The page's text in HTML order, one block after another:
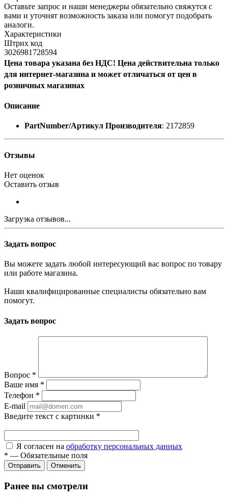
Оставьте запрос и наши менеджеры обязательно свяжутся с
вами и уточнят возможность заказа или помогут подобрать
аналоги.
Характеристики
Штрих код
3026981728594
Цена товара указана без НДС! Цена действительна только
для интернет-магазина и может отличаться от цен в
розничных магазинах
Описание
PartNumber/Артикул Производителя: 2172859
Отзывы
Нет оценок
Оставить отзыв
Загрузка отзывов...
Задать вопрос
Вы можете задать любой интересующий вас вопрос по товару
или работе магазина.
Наши квалифицированные специалисты обязательно вам
помогут.
Задать вопрос
Вопрос *
Ваше имя *
Телефон *
E-mail
Введите текст с картинки *
Я согласен на обработку персональных данных
* — Обязательные поля
Отправить Отменить
Ранее вы смотрели